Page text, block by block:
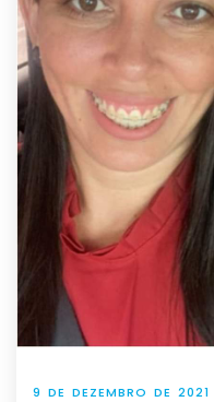
9 DE DEZEMBRO DE 2021